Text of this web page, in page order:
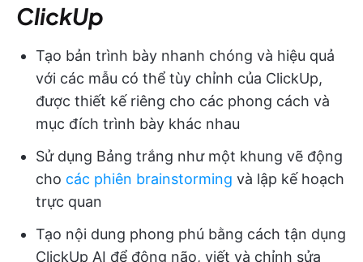
ClickUp
Tạo bản trình bày nhanh chóng và hiệu quả
với các mẫu có thể tùy chỉnh của ClickUp,
được thiết kế riêng cho các phong cách và
mục đích trình bày khác nhau
Sử dụng Bảng trắng như một khung vẽ động
cho các phiên brainstorming và lập kế hoạch
trực quan
Tạo nội dung phong phú bằng cách tận dụng
ClickUp AI để động não, viết và chỉnh sửa